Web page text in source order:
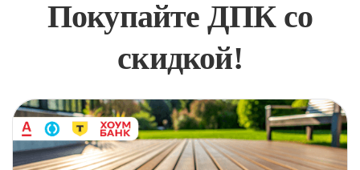
Покупайте ДПК со
скидкой!